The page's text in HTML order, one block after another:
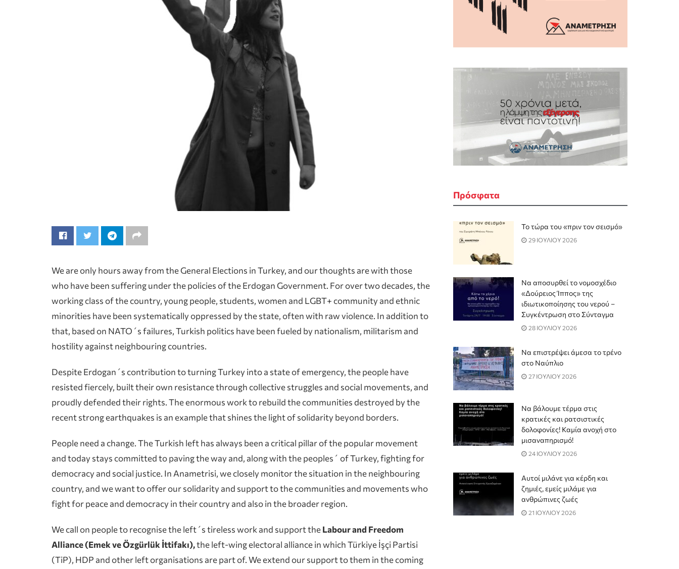
We are only hours away from the General Elections in Turkey, and our thoughts are with those
who have been suffering under the policies of the Erdogan Government. For over two decades, the
working class of the country, young people, students, women and LGBT+ community and ethnic
minorities have been systematically oppressed by the state, often with raw violence. In addition to
that, based on NATO´s failures, Turkish politics have been fueled by nationalism, militarism and
hostility against neighbouring countries.
Despite Erdogan´s contribution to turning Turkey into a state of emergency, the people have
resisted fiercely, built their own resistance through collective struggles and social movements, and
proudly defended their rights. The enormous work to rebuild the communities destroyed by the
recent strong earthquakes is an example that shines the light of solidarity beyond borders.
People need a change. The Turkish left has always been a critical pillar of the popular movement
and today stays committed to paving the way and, along with the peoples´ of Turkey, fighting for
democracy and social justice. In Anametrisi, we closely monitor the situation in the neighbouring
country, and we want to offer our solidarity and support to the communities and movements who
fight for peace and democracy in their country and also in the broader region.
We call on people to recognise the left´s tireless work and support theLabour and Freedom
Alliance (Emek ve Özgürlük İttifakı),the left-wing electoral alliance in which Türkiye İşçi Partisi
(TiP), HDP and other left organisations are part of. We extend our support to them in the coming
Πρόσφατα
Το τώρα του «πριν τον σεισμό»
29 ΙΟΥΛΙΟΥ 2026
Να αποσυρθεί το νομοσχέδιο
«Δούρειος Ίππος» της
ιδιωτικοποίησης του νερού –
Συγκέντρωση στο Σύνταγμα
28 ΙΟΥΛΙΟΥ 2026
Να επιστρέψει άμεσα το τρένο
στο Ναύπλιο
27 ΙΟΥΛΙΟΥ 2026
Να βάλουμε τέρμα στις
κρατικές και ρατσιστικές
δολοφονίες! Καμία ανοχή στο
μισαναπηρισμό!
24 ΙΟΥΛΙΟΥ 2026
Αυτοί μιλάνε για κέρδη και
ζημιές, εμείς μιλάμε για
ανθρώπινες ζωές
21 ΙΟΥΛΙΟΥ 2026